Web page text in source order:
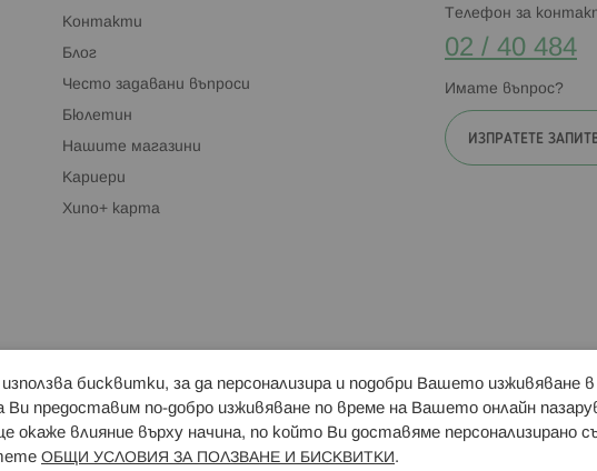
Контакти
Блог
Често задавани въпроси
Бюлетин
Нашите магазини
Кариери
Хипо+ карта
Телефон за
02 / 40 484
Имате въпрос?
ИЗПРАТЕТЕ
Магазини Свързани сайтове: Hippoland.ro
използва бисквитки, за да персонализира и подобри Вашето
Ви предоставим по-добро изживяване по време на Вашето онлайн
окаже влияние върху начина, по който Ви доставяме персонализирано
ОБЩИ УСЛОВИЯ ЗА ПОЛЗВАНЕ И БИСКВИТКИ .